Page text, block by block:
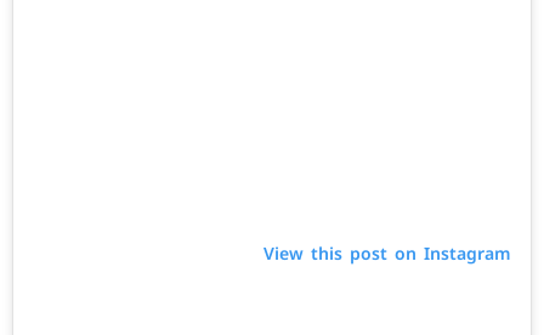
View this post on Instagram